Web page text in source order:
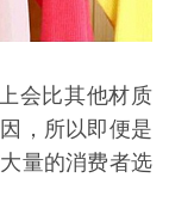
会比其他材质
，所以即便是
量的消费者选